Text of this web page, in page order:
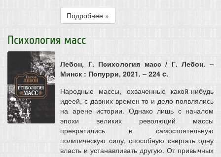
Подробнее »
Психология масс
Лебон, Г. Психология масс / Г. Лебон. –
Минск : Попурри, 2021. – 224 c.
Народные массы, охваченные какой-нибудь
идеей, с давних времен то и дело появлялись
на арене истории. Однако лишь с началом
эпохи великих революций массы
превратились в самостоятельную
политическую силу, способную свергать одну
власть и устанавливать другую. От привычных